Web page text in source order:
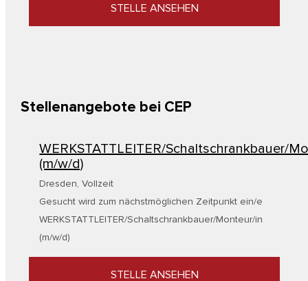
STELLE ANSEHEN
Stellenangebote bei CEP
WERKSTATTLEITER/Schaltschrankbauer/
(m/w/d)
Dresden,Vollzeit
Gesucht wird zum nächstmöglichen Zeitpunkt ein/e
WERKSTATTLEITER/Schaltschrankbauer/Monteur/in
(m/w/d)
STELLE ANSEHEN